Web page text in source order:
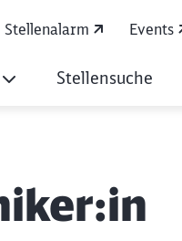
Stellenalarm Events
Stellensuche